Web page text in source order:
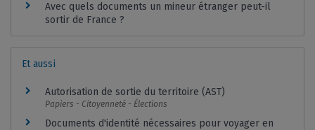
Avec quels documents un mineur étranger peut-il
sortir de France ?
Et aussi
Autorisation de sortie du territoire (AST)
Papiers - Citoyenneté - Élections
Documents d'identité nécessaires pour voyager en